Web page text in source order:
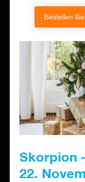
Bestellen
Skorpion
22.